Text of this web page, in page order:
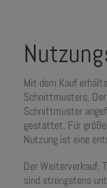
Mit dem Kauf
Schnittmusters.
Schnittmuster
gestattet. Für
Nutzung ist eine
Der Weiterverkauf,
sind strengstens